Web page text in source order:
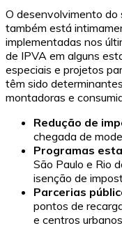
O desenvolvimento do
também está
implementadas nos
de IPVA em alguns
especiais e projetos
têm sido
montadoras e
Redução de
chegada de
Programas
São Paulo e Rio
isenção de
Parcerias
pontos de
e centros